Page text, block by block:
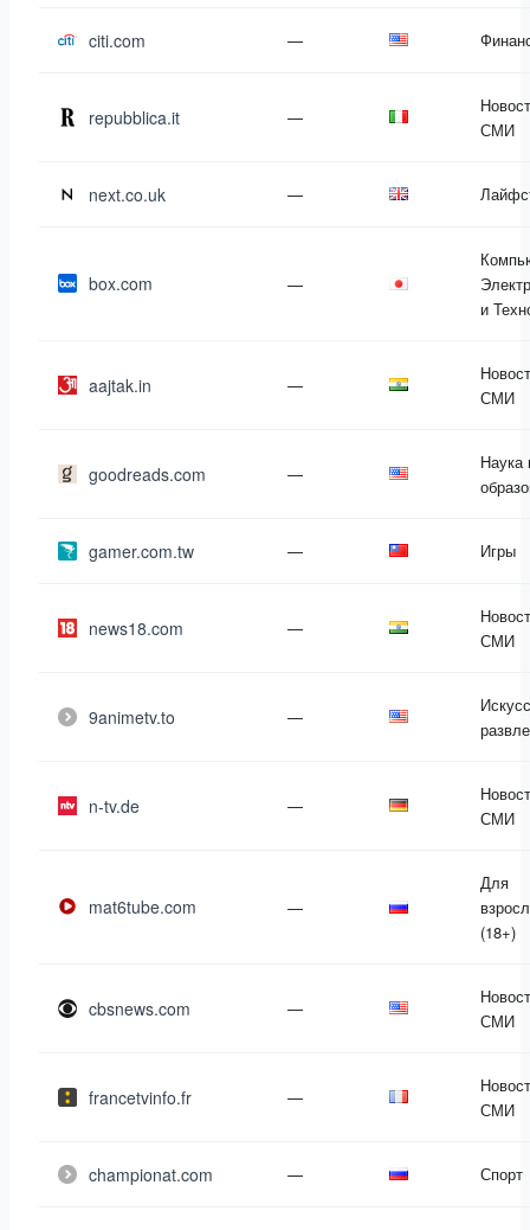
citi.com —
repubblica.it —
СМИ
next.co.uk —
box.com —
и
aajtak.in —
СМИ
goodreads.com —
Наука
gamer.com.tw — Игры
news18.com —
СМИ
9animetv.to —
n-tv.de —
СМИ
mat6tube.com —
Для
(18+)
cbsnews.com —
СМИ
francetvinfo.fr —
СМИ
championat.com — Спорт